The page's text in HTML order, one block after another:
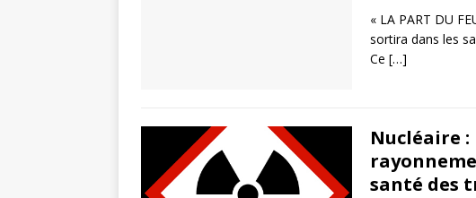
« LA PART DU
sortira dans les
Ce […]
Nucléaire :
santé des